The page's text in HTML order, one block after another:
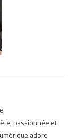
passionnée et
adore